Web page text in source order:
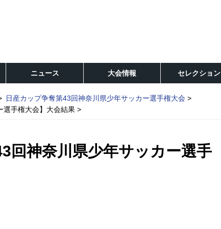
ニュース 大会情報 セレクション
日産カップ争奪第43回神奈川県少年サッカー選手権大会
選手権大会】大会結果
回神奈川県少年サッカー選手